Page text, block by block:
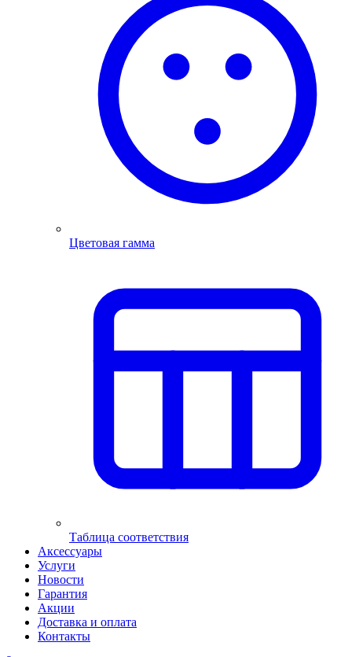
Цветовая гамма
Таблица соответствия
Аксессуары
Услуги
Новости
Гарантия
Акции
Доставка и оплата
Контакты